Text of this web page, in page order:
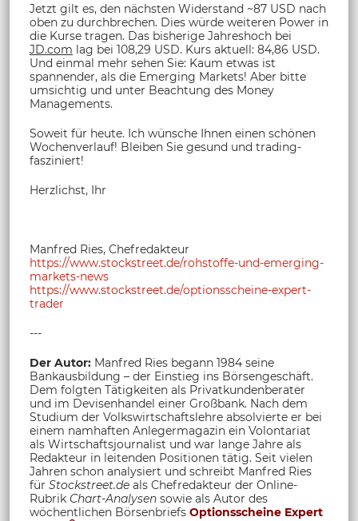
Jetzt gilt es, den nächsten Widerstand ~87 USD nach
oben zu durchbrechen. Dies würde weiteren Power in
die Kurse tragen. Das bisherige Jahreshoch bei
JD.com lag bei 108,29 USD. Kurs aktuell: 84,86 USD.
Und einmal mehr sehen Sie: Kaum etwas ist
spannender, als die Emerging Markets! Aber bitte
umsichtig und unter Beachtung des Money
Managements.
Soweit für heute. Ich wünsche Ihnen einen schönen
Wochenverlauf! Bleiben Sie gesund und trading-
fasziniert!
Herzlichst, Ihr
Manfred Ries, Chefredakteur
https://www.stockstreet.de/rohstoffe-und-emerging-
markets-news
https://www.stockstreet.de/optionsscheine-expert-
trader
---
Der Autor: Manfred Ries begann 1984 seine
Bankausbildung – der Einstieg ins Börsengeschäft.
Dem folgten Tätigkeiten als Privatkundenberater
und im Devisenhandel einer Großbank. Nach dem
Studium der Volkswirtschaftslehre absolvierte er bei
einem namhaften Anlegermagazin ein Volontariat
als Wirtschaftsjournalist und war lange Jahre als
Redakteur in leitenden Positionen tätig. Seit vielen
Jahren schon analysiert und schreibt Manfred Ries
für Stockstreet.de als Chefredakteur der Online-
Rubrik Chart-Analysen sowie als Autor des
wöchentlichen Börsenbriefs Optionsscheine Expert